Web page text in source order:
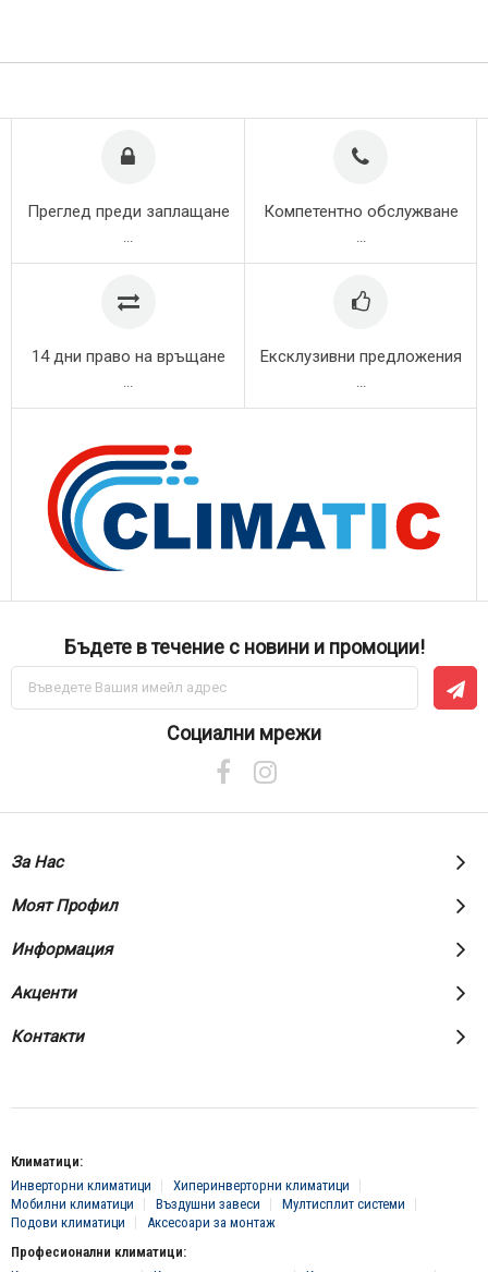
Преглед преди заплащане Компетентно обслужване
14 дни право на връщане Ексклузивни предложения
Бъдете в течение с новини и промоции!
Абонирай
за
Социални мрежи
За Нас
Моят Профил
Информация
Акценти
Контакти
Климатици:
Инверторни климатици
Хиперинверторни климатици
Мобилни климатици
Въздушни завеси
Мултисплит системи
Подови климатици
Аксесоари за монтаж
Професионални климатици: